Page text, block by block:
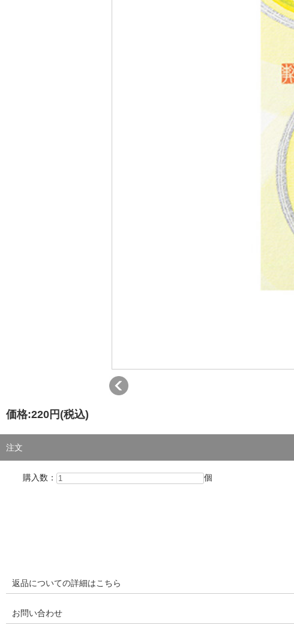
価格:220円 (税込)
注文
購入数： 個
返品についての詳細はこちら
お問い合わせ